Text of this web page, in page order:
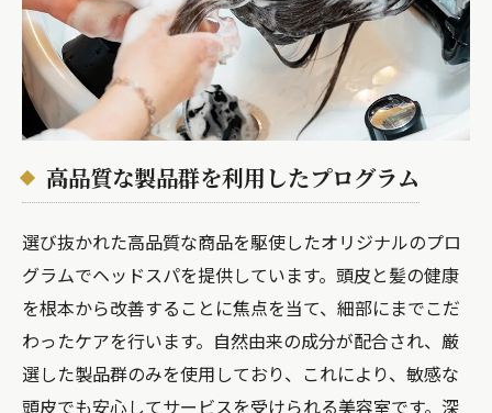
高品質な製品群を利用したプログラム
選び抜かれた高品質な商品を駆使したオリジナルのプロ
グラムでヘッドスパを提供しています。頭皮と髪の健康
を根本から改善することに焦点を当て、細部にまでこだ
わったケアを行います。自然由来の成分が配合され、厳
選した製品群のみを使用しており、これにより、敏感な
頭皮でも安心してサービスを受けられる美容室です。深